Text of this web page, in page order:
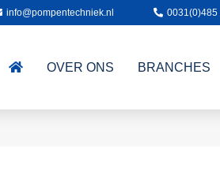
info@pompentechniek.nl 0031(0)485
OVER ONS BRANCHES